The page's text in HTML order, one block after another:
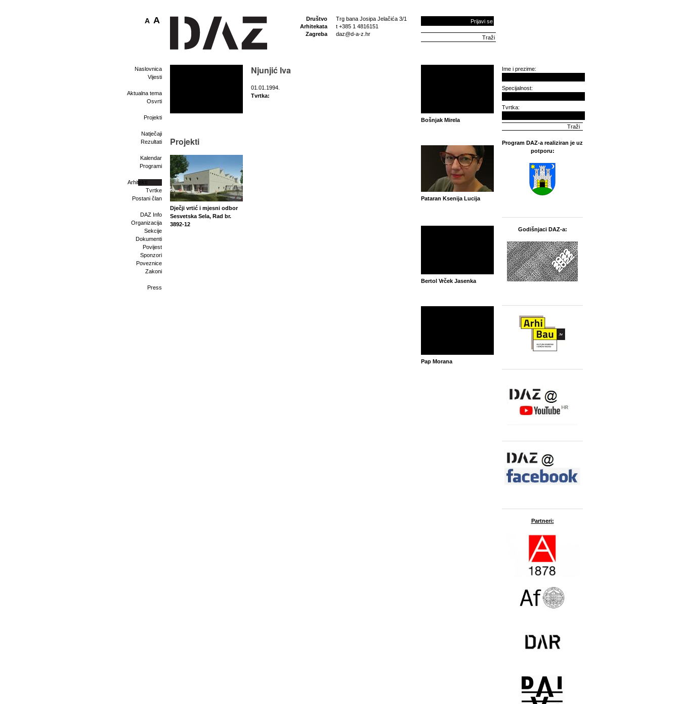
Društvo
Arhitekata
Zagreba
Trg bana Josipa Jelačića 3/1
t +385 1 4816151
daz@d-a-z.hr
Prijavi se
A A
Naslovnica
Vijesti
Aktualna tema
Osvrti
Projekti
Natječaji
Rezultati
Kalendar
Programi
Arhitekti
Tvrtke
Postani član
DAZ Info
Organizacija
Sekcije
Dokumenti
Povijest
Sponzori
Poveznice
Zakoni
Press
Njunjić Iva
01.01.1994.
Tvrtka:
Projekti
Dječji vrtić i mjesni odbor
Sesvetska Sela, Rad br.
3892-12
Bošnjak Mirela
Pataran Ksenija Lucija
Bertol Vrček Jasenka
Pap Morana
Ime i prezime:
Specijalnost:
Tvrtka:
Program DAZ-a realiziran je uz
potporu:
Godišnjaci DAZ-a:
Partneri: